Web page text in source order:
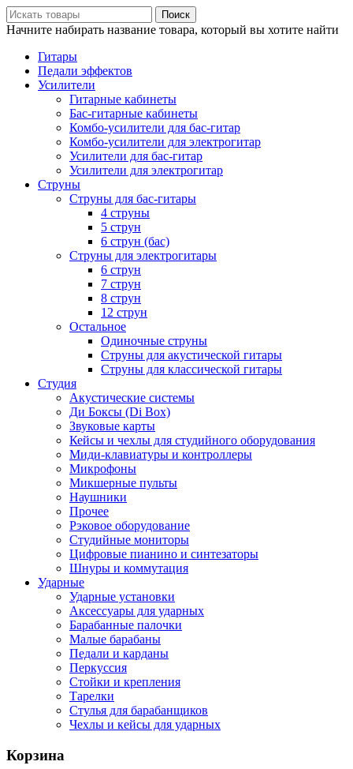
Поиск
Начните набирать название товара, который вы хотите найти
Гитары
Педали эффектов
Усилители
Гитарные кабинеты
Бас-гитарные кабинеты
Комбо-усилители для бас-гитар
Комбо-усилители для электрогитар
Усилители для бас-гитар
Усилители для электрогитар
Струны
Струны для бас-гитары
4 струны
5 струн
6 струн (бас)
Струны для электрогитары
6 струн
7 струн
8 струн
12 струн
Остальное
Одиночные струны
Струны для акустической гитары
Струны для классической гитары
Студия
Акустические системы
Ди Боксы (Di Box)
Звуковые карты
Кейсы и чехлы для студийного оборудования
Миди-клавиатуры и контроллеры
Микрофоны
Микшерные пульты
Наушники
Прочее
Рэковое оборудование
Студийные мониторы
Цифровые пианино и синтезаторы
Шнуры и коммутация
Ударные
Ударные установки
Аксессуары для ударных
Барабанные палочки
Малые барабаны
Педали и карданы
Перкуссия
Стойки и крепления
Тарелки
Стулья для барабанщиков
Чехлы и кейсы для ударных
Корзина